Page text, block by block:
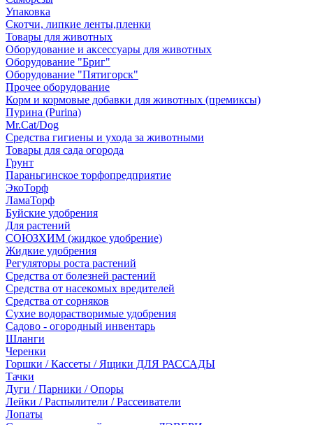
Упаковка
Скотчи, липкие ленты,пленки
Товары для животных
Оборудование и аксессуары для животных
Оборудование "Бриг"
Оборудование "Пятигорск"
Прочее оборудование
Корм и кормовые добавки для животных (премиксы)
Пурина (Purina)
Mr.Cat/Dog
Средства гигиены и ухода за животными
Товары для сада огорода
Грунт
Параньгинское торфопредприятие
ЭкоТорф
ЛамаТорф
Буйские удобрения
Для растений
СОЮЗХИМ (жидкое удобрение)
Жидкие удобрения
Регуляторы роста растений
Средства от болезней растений
Средства от насекомых вредителей
Средства от сорняков
Сухие водорастворимые удобрения
Садово - огородный инвентарь
Шланги
Черенки
Горшки / Кассеты / Ящики ДЛЯ РАССАДЫ
Тачки
Дуги / Парники / Опоры
Лейки / Распылители / Рассеиватели
Лопаты